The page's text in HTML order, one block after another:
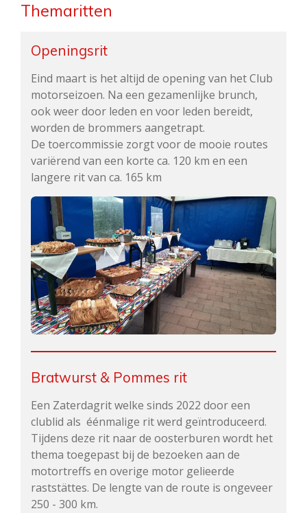
Themaritten
Openingsrit
Eind maart is het altijd de opening van het Club
motorseizoen. Na een gezamenlijke brunch,
ook weer door leden en voor leden bereidt,
worden de brommers aangetrapt.
De toercommissie zorgt voor de mooie routes
variërend van een korte ca. 120 km en een
langere rit van ca. 165 km
Bratwurst & Pommes rit
Een Zaterdagrit welke sinds 2022 door een
clublid als éénmalige rit werd geïntroduceerd.
Tijdens deze rit naar de oosterburen wordt het
thema toegepast bij de bezoeken aan de
motortreffs en overige motor gelieerde
raststättes. De lengte van de route is ongeveer
250 - 300 km.